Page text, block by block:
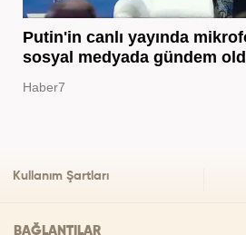
Putin'in canlı yayında
sosyal medyada gündem
Haber7
Kullanım Şartları
BAĞLANTILAR